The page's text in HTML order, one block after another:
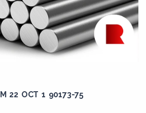
22 ОСТ 1 90173-75